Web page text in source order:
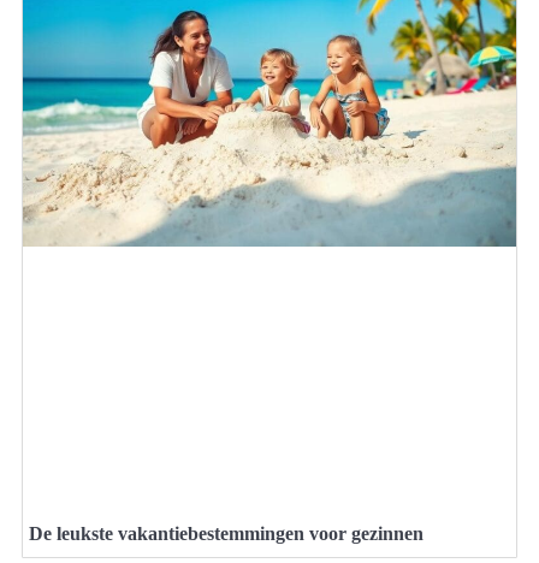
De leukste vakantiebestemmingen voor gezinnen